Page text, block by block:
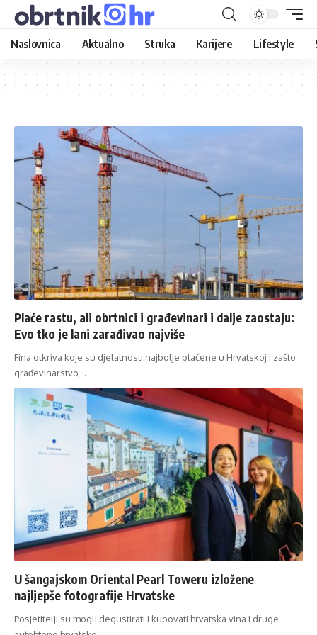
Naslovnica Aktualno Struka Karijere Lifestyle
Plaće rastu, ali obrtnici i građevinari i dalje zaostaju:
Evo tko je lani zarađivao najviše
Fina otkriva koje su djelatnosti najbolje plaćene u Hrvatskoj i zašto
građevinarstvo,…
U šangajskom Oriental Pearl Toweru izložene
najljepše fotografije Hrvatske
Posjetitelji su mogli degustirati i kupovati hrvatska vina i druge